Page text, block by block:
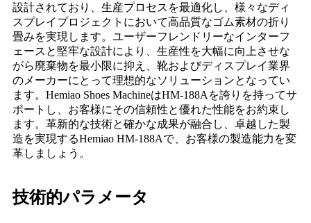
設計されており、生産プロセスを最適化し、様々なディ
スプレイプロジェクトにおいて高品質なゴム素材の折り
畳みを実現します。ユーザーフレンドリーなインターフ
ェースと堅牢な設計により、生産性を大幅に向上させな
がら廃棄物を最小限に抑え、靴およびディスプレイ業界
のメーカーにとって理想的なソリューションとなってい
ます。Hemiao Shoes MachineはHM-188Aを誇りを持ってサ
ポートし、お客様にその信頼性と優れた性能をお約束し
ます。革新的な技術と確かな成果が融合し、卓越した製
造を実現するHemiao HM-188Aで、お客様の製造能力を変
革しましょう。
技術的パラメータ